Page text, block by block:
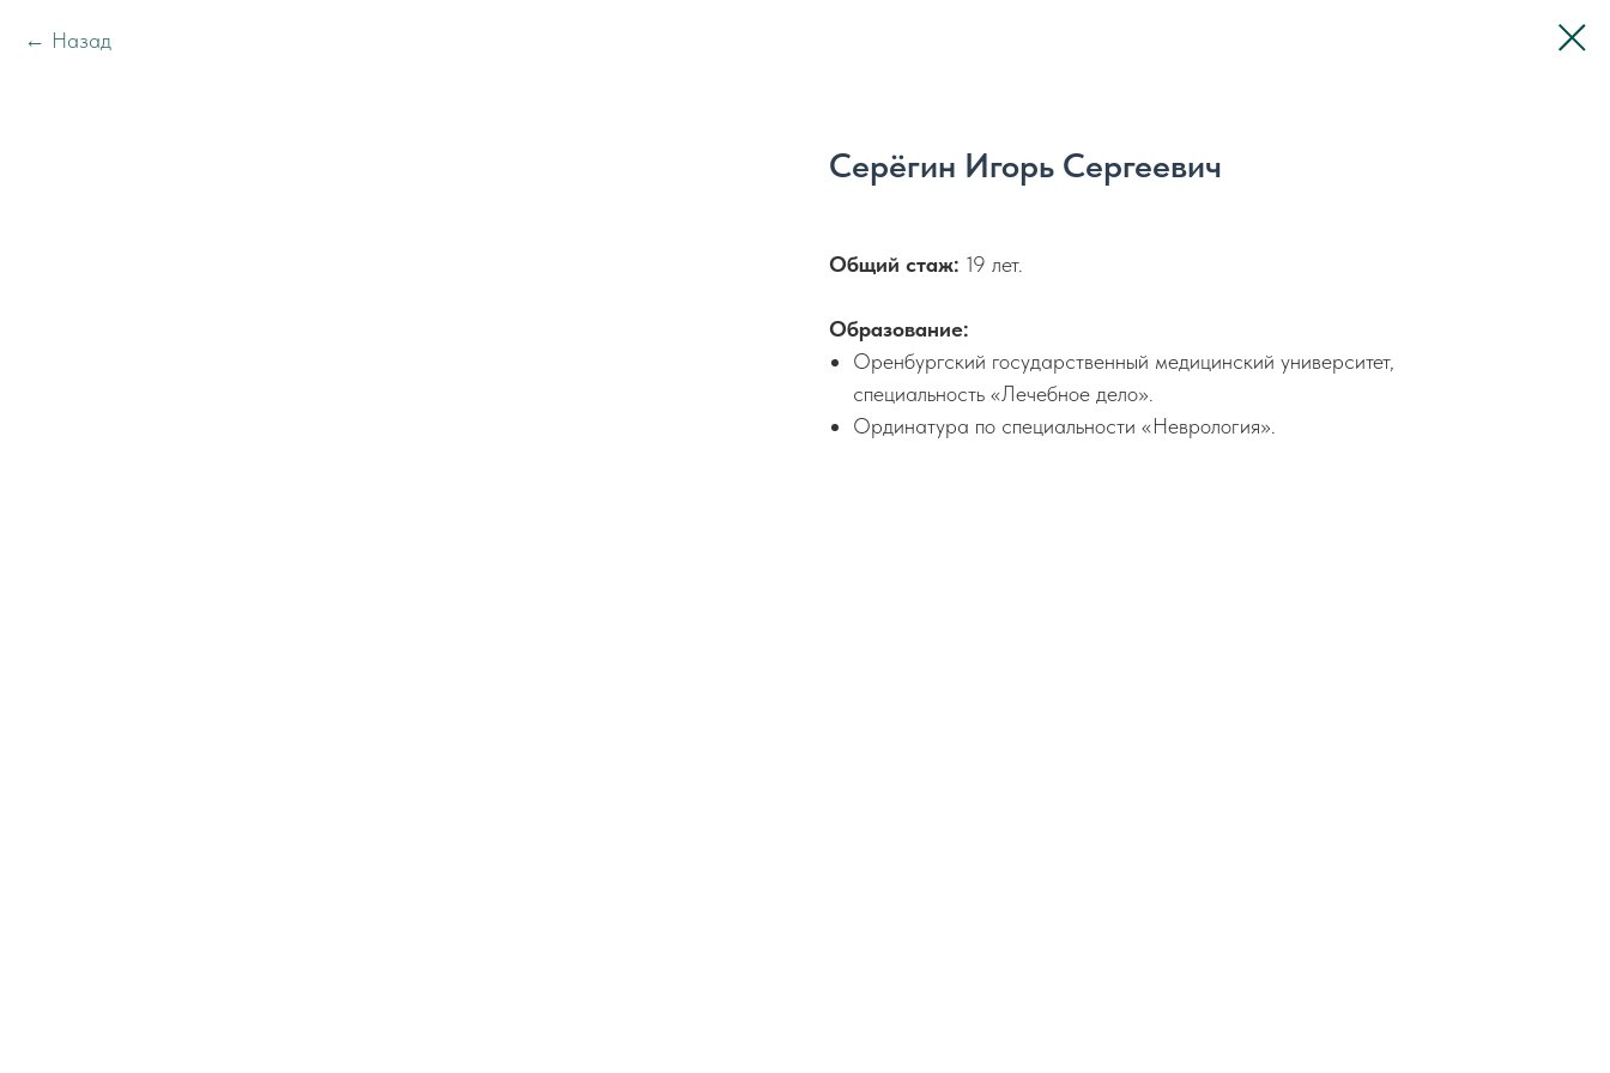
Назад
Серёгин Игорь Сергеевич
Общий стаж: 19 лет.
Образование:
Оренбургский государственный медицинский университет,
специальность «Лечебное дело».
Ординатура по специальности «Неврология».